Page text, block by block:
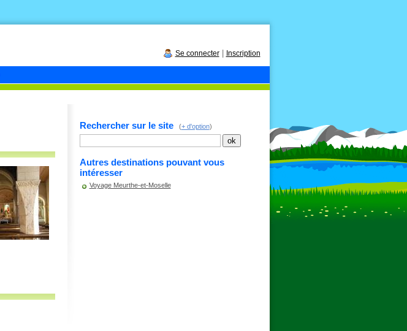
Se connecter| Inscription
Rechercher sur le site (+ d'option)
Autres destinations pouvant vous
intéresser
Voyage Meurthe-et-Moselle